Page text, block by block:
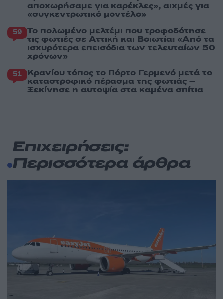
αποχωρήσαμε για καρέκλες», αιχμές για
«συγκεντρωτικό μοντέλο»
59 Το πολωμένο μελτέμι που τροφοδότησε
τις φωτιές σε Αττική και Βοιωτία: «Από τα
ισχυρότερα επεισόδια των τελευταίων 50
χρόνων»
51 Κρανίου τόπος το Πόρτο Γερμενό μετά το
καταστροφικό πέρασμα της φωτιάς –
Ξεκίνησε η αυτοψία στα καμένα σπίτια
Επιχειρήσεις:
Περισσότερα άρθρα